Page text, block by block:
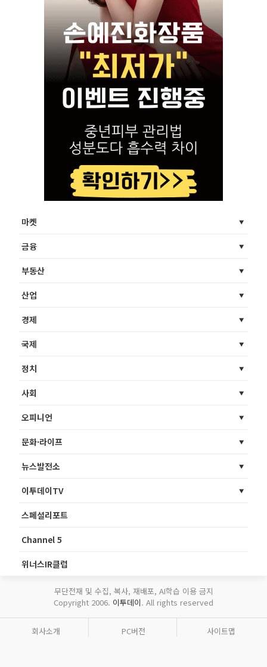
마켓
금융
부동산
산업
경제
국제
정치
사회
오피니언
문화·라이프
뉴스발전소
이투데이TV
스페셜리포트
Channel 5
위너스IR클럽
무단전재 및 수집, 복사, 재배포, AI학습 이용 금지
Copyright 2006. 이투데이. All rights reserved
회사소개 PC버전 사이트맵